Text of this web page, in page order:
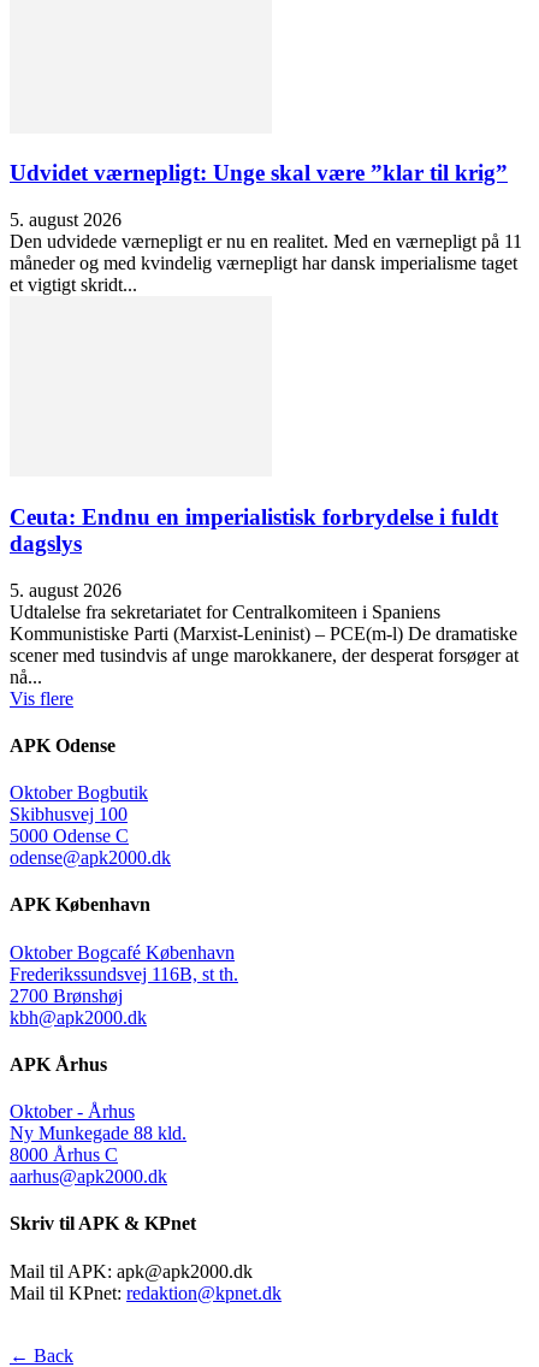
Udvidet værnepligt: Unge skal være ”klar til krig”
5. august 2026
Den udvidede værnepligt er nu en realitet. Med en værnepligt på 11
måneder og med kvindelig værnepligt har dansk imperialisme taget
et vigtigt skridt...
Ceuta: Endnu en imperialistisk forbrydelse i fuldt
dagslys
5. august 2026
Udtalelse fra sekretariatet for Centralkomiteen i Spaniens
Kommunistiske Parti (Marxist-Leninist) – PCE(m-l) De dramatiske
scener med tusindvis af unge marokkanere, der desperat forsøger at
nå...
Vis flere
APK Odense
Oktober Bogbutik
Skibhusvej 100
5000 Odense C
odense@apk2000.dk
APK København
Oktober Bogcafé København
Frederikssundsvej 116B, st th.
2700 Brønshøj
kbh@apk2000.dk
APK Århus
Oktober - Århus
Ny Munkegade 88 kld.
8000 Århus C
aarhus@apk2000.dk
Skriv til APK & KPnet
Mail til APK: apk@apk2000.dk
Mail til KPnet: redaktion@kpnet.dk
← Back